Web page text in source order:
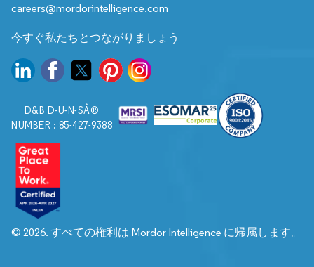
careers@mordorintelligence.com
今すぐ私たちとつながりましょう
D&B D-U-N-SÂ®
NUMBER : 85-427-9388
© 2026. すべての権利は Mordor Intelligence に帰属します。